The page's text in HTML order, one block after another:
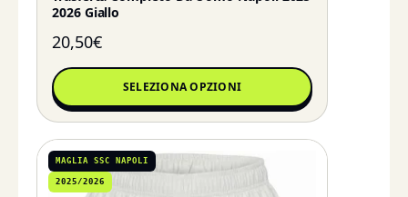
2026 Giallo
20,50€
SELEZIONA OPZIONI
MAGLIA SSC NAPOLI
2025/2026